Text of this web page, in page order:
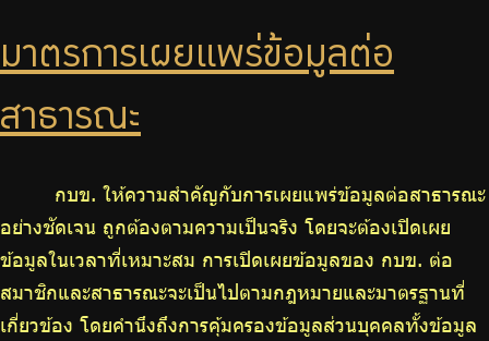
ข่าวสารและกิจกรรม
บริการเจ้าหน้าที่ส่วนราชการ
ติดต่อเรา
ไทย | Eng
มาตรการเผยแพร่ข้อมูลต่อ
สาธารณะ
กบข. ให้ความสำคัญกับการเผยแพร่ข้อมูลต่อสาธารณะ
อย่างชัดเจน ถูกต้องตามความเป็นจริง โดยจะต้องเปิดเผย
ข้อมูลในเวลาที่เหมาะสม การเปิดเผยข้อมูลของ กบข. ต่อ
สมาชิกและสาธารณะจะเป็นไปตามกฎหมายและมาตรฐานที่
เกี่ยวข้อง โดยคำนึงถึงการคุ้มครองข้อมูลส่วนบุคคลทั้งข้อมูล